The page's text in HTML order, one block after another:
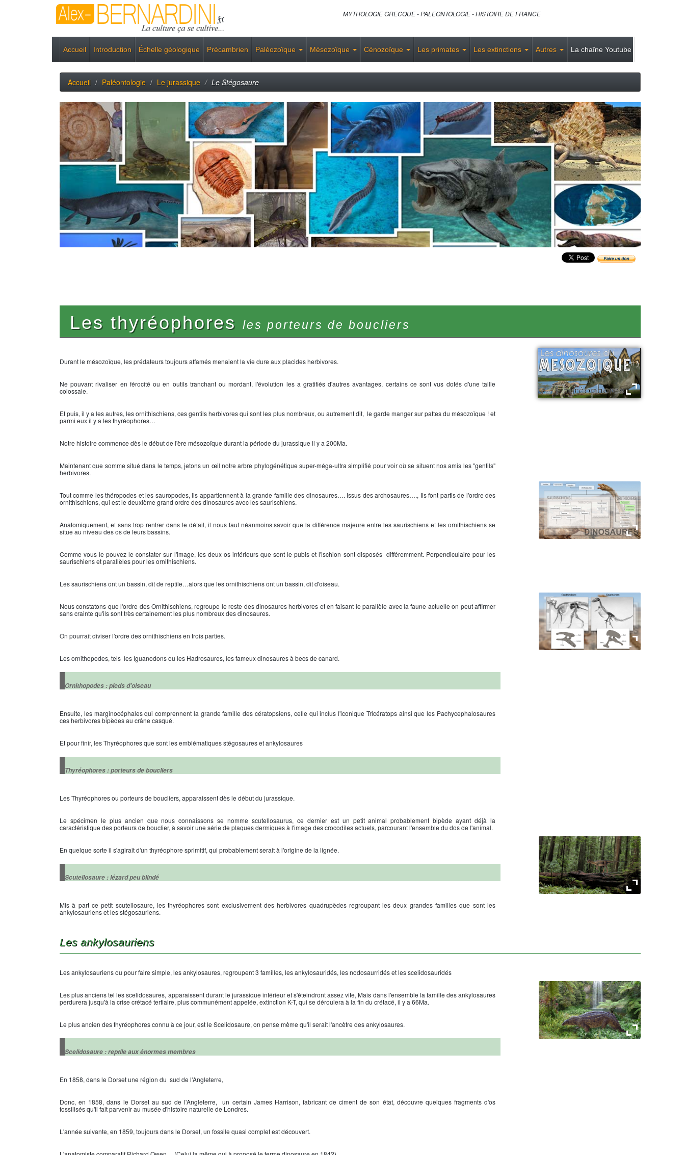
MYTHOLOGIE GRECQUE - PALEONTOLOGIE - HISTOIRE DE FRANCE
Accueil Introduction Échelle géologique Précambrien Paléozoïque Mésozoïque Cénozoïque Les primates Les extinctions Autres La chaîne Youtube
Accueil Paléontologie Le jurassique Le Stégosaure
Les thyréophores les porteurs de boucliers
Durant le mésozoïque, les prédateurs toujours affamés menaient la vie dure aux placides herbivores.
Ne pouvant rivaliser en férocité ou en outils tranchant ou mordant, l'évolution les a gratifiés d'autres avantages, certains ce sont vus dotés d'une taille
colossale.
Et puis, il y a les autres, les ornithischiens, ces gentils herbivores qui sont les plus nombreux, ou autrement dit, le garde manger sur pattes du mésozoïque ! et
parmi eux il y a les thyréophores…
Notre histoire commence dès le début de l'ère mésozoïque durant la période du jurassique il y a 200Ma.
Maintenant que somme situé dans le temps, jetons un œil notre arbre phylogénétique super-méga-ultra simplifié pour voir où se situent nos amis les "gentils"
herbivores.
Tout comme les théropodes et les sauropodes, Ils appartiennent à la grande famille des dinosaures…. Issus des archosaures…., Ils font partis de l'ordre des
ornithischiens, qui est le deuxième grand ordre des dinosaures avec les saurischiens.
Anatomiquement, et sans trop rentrer dans le détail, il nous faut néanmoins savoir que la différence majeure entre les saurischiens et les ornithischiens se
situe au niveau des os de leurs bassins.
Comme vous le pouvez le constater sur l'image, les deux os inférieurs que sont le pubis et l'ischion sont disposés différemment. Perpendiculaire pour les
saurischiens et parallèles pour les ornithischiens.
Les saurischiens ont un bassin, dit de reptile…alors que les ornithischiens ont un bassin, dit d'oiseau.
Nous constatons que l'ordre des Ornithischiens, regroupe le reste des dinosaures herbivores et en faisant le parallèle avec la faune actuelle on peut affirmer
sans crainte qu'ils sont très certainement les plus nombreux des dinosaures.
On pourrait diviser l'ordre des ornithischiens en trois parties.
Les ornithopodes, tels les Iguanodons ou les Hadrosaures, les fameux dinosaures à becs de canard.
Ornithopodes : pieds d'oiseau
Ensuite, les marginocéphales qui comprennent la grande famille des cératopsiens, celle qui inclus l'iconique Tricératops ainsi que les Pachycephalosaures
ces herbivores bipèdes au crâne casqué.
Et pour finir, les Thyréophores que sont les emblématiques stégosaures et ankylosaures
Thyréophores : porteurs de boucliers
Les Thyréophores ou porteurs de boucliers, apparaissent dès le début du jurassique.
Le spécimen le plus ancien que nous connaissons se nomme scutellosaurus, ce dernier est un petit animal probablement bipède ayant déjà la
caractéristique des porteurs de bouclier, à savoir une série de plaques dermiques à l'image des crocodiles actuels, parcourant l'ensemble du dos de l'animal.
En quelque sorte il s'agirait d'un thyréophore sprimitif, qui probablement serait à l'origine de la lignée.
Scutellosaure : lézard peu blindé
Mis à part ce petit scutellosaure, les thyréophores sont exclusivement des herbivores quadrupèdes regroupant les deux grandes familles que sont les
ankylosauriens et les stégosauriens.
Les ankylosauriens
Les ankylosauriens ou pour faire simple, les ankylosaures, regroupent 3 familles, les ankylosauridés, les nodosaurridés et les scelidosauridés
Les plus anciens tel les scelidosaures, apparaissent durant le jurassique inférieur et s'éteindront assez vite, Mais dans l'ensemble la famille des ankylosaures
perdurera jusqu'à la crise crétacé tertiaire, plus communément appelée, extinction K-T, qui se déroulera à la fin du crétacé, il y a 66Ma.
Le plus ancien des thyréophores connu à ce jour, est le Scelidosaure, on pense même qu'il serait l'ancêtre des ankylosaures.
Scelidosaure : reptile aux énormes membres
En 1858, dans le Dorset une région du sud de l'Angleterre,
Donc, en 1858, dans le Dorset au sud de l'Angleterre, un certain James Harrison, fabricant de ciment de son état, découvre quelques fragments d'os
fossilisés qu'il fait parvenir au musée d'histoire naturelle de Londres.
L'année suivante, en 1859, toujours dans le Dorset, un fossile quasi complet est découvert.